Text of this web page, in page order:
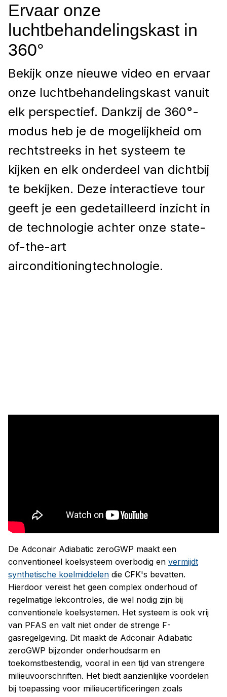
Ervaar onze
luchtbehandelingskast in
360°
Bekijk onze nieuwe video en ervaar
onze luchtbehandelingskast vanuit
elk perspectief. Dankzij de 360°-
modus heb je de mogelijkheid om
rechtstreeks in het systeem te
kijken en elk onderdeel van dichtbij
te bekijken. Deze interactieve tour
geeft je een gedetailleerd inzicht in
de technologie achter onze state-
of-the-art
airconditioningtechnologie.
aanpak
De Adconair Adiabatic zeroGWP maakt een
conventioneel koelsysteem overbodig en vermijdt
synthetische koelmiddelen die CFK's bevatten.
Hierdoor vereist het geen complex onderhoud of
regelmatige lekcontroles, die wel nodig zijn bij
conventionele koelsystemen. Het systeem is ook vrij
van PFAS en valt niet onder de strenge F-
gasregelgeving. Dit maakt de Adconair Adiabatic
zeroGWP bijzonder onderhoudsarm en
toekomstbestendig, vooral in een tijd van strengere
milieuvoorschriften. Het biedt aanzienlijke voordelen
bij toepassing voor milieucertificeringen zoals